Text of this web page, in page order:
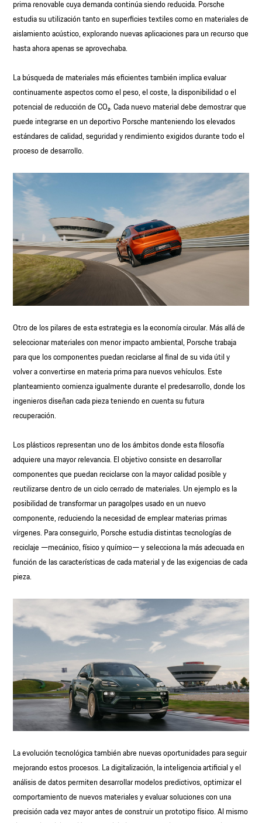
prima renovable cuya demanda continúa siendo reducida. Porsche
estudia su utilización tanto en superficies textiles como en materiales de
aislamiento acústico, explorando nuevas aplicaciones para un recurso que
hasta ahora apenas se aprovechaba.
La búsqueda de materiales más eficientes también implica evaluar
continuamente aspectos como el peso, el coste, la disponibilidad o el
potencial de reducción de CO₂. Cada nuevo material debe demostrar que
puede integrarse en un deportivo Porsche manteniendo los elevados
estándares de calidad, seguridad y rendimiento exigidos durante todo el
proceso de desarrollo.
Otro de los pilares de esta estrategia es la economía circular. Más allá de
seleccionar materiales con menor impacto ambiental, Porsche trabaja
para que los componentes puedan reciclarse al final de su vida útil y
volver a convertirse en materia prima para nuevos vehículos. Este
planteamiento comienza igualmente durante el predesarrollo, donde los
ingenieros diseñan cada pieza teniendo en cuenta su futura
recuperación.
Los plásticos representan uno de los ámbitos donde esta filosofía
adquiere una mayor relevancia. El objetivo consiste en desarrollar
componentes que puedan reciclarse con la mayor calidad posible y
reutilizarse dentro de un ciclo cerrado de materiales. Un ejemplo es la
posibilidad de transformar un paragolpes usado en un nuevo
componente, reduciendo la necesidad de emplear materias primas
vírgenes. Para conseguirlo, Porsche estudia distintas tecnologías de
reciclaje —mecánico, físico y químico— y selecciona la más adecuada en
función de las características de cada material y de las exigencias de cada
pieza.
La evolución tecnológica también abre nuevas oportunidades para seguir
mejorando estos procesos. La digitalización, la inteligencia artificial y el
análisis de datos permiten desarrollar modelos predictivos, optimizar el
comportamiento de nuevos materiales y evaluar soluciones con una
precisión cada vez mayor antes de construir un prototipo físico. Al mismo